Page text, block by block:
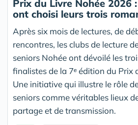
Prix du Livre Nohée 2026
ont choisi leurs trois
Après six mois de lectures, de
rencontres, les clubs de lecture
seniors Nohée ont dévoilé les
finalistes de la 7ᵉ édition du Prix
Une initiative qui illustre le rôle
seniors comme véritables lieux
partage et de transmission.